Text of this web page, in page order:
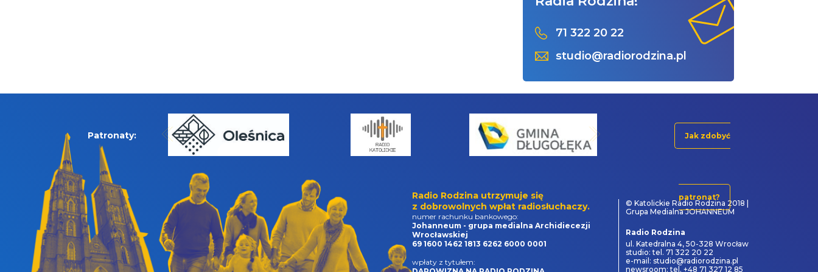
71 322 20 22
studio@radiorodzina.pl
Patronaty: Jak zdobyć
patronat?
Radio Rodzina utrzymuje się
z dobrowolnych wpłat radiosłuchaczy.
numer rachunku bankowego:
Johanneum - grupa medialna Archidiecezji
Wrocławskiej
69 1600 1462 1813 6262 6000 0001
wpłaty z tytułem:
© Katolickie Radio Rodzina 2018 |
Grupa Medialna JOHANNEUM
Radio Rodzina
ul. Katedralna 4, 50-328 Wrocław
studio: tel. 71 322 20 22
e-mail: studio@radiorodzina.pl
newsroom: tel. +48 71 327 12 85